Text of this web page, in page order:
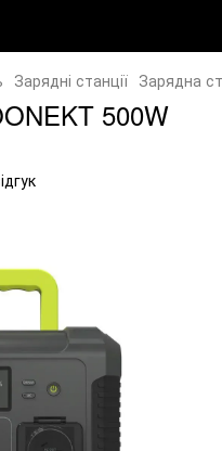
Зарядні станції Зарядна
500W